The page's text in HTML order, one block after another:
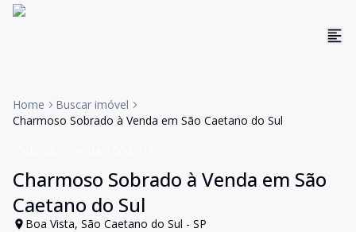
Home
Buscar imóvel
Charmoso Sobrado à Venda em São Caetano do Sul
Charmoso Sobrado à Venda em São
Caetano do Sul
Boa Vista, São Caetano do Sul - SP